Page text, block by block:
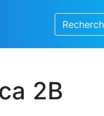
2B